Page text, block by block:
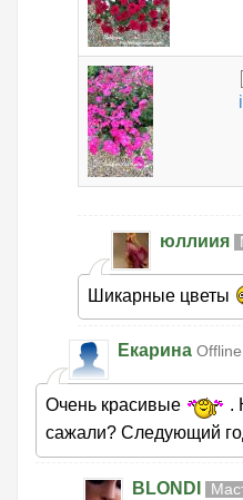
юллиия
Шикарные цветы
Екарина Offline
Очень красивые
.
сажали? Следующий
BLONDI